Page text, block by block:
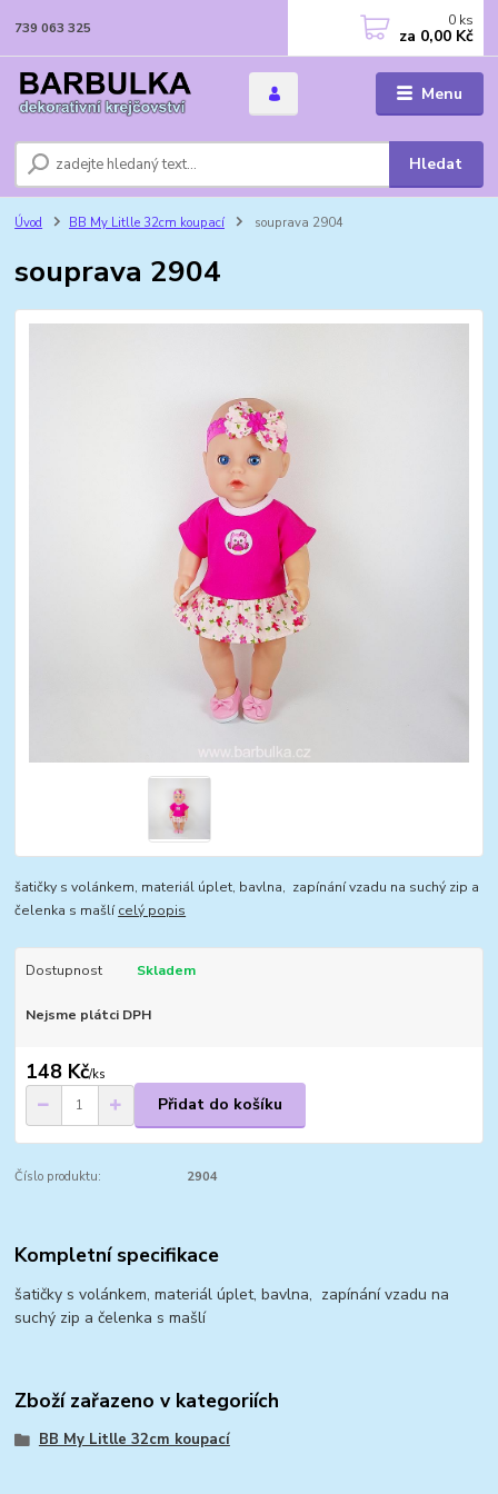
Menu
Hledat
739 063 325 0 ks
za 0,00 Kč
Úvod BB My Litlle 32cm koupací souprava 2904
souprava 2904
šatičky s volánkem, materiál úplet, bavlna, zapínání vzadu na suchý zip a
čelenka s mašlícelý popis
Dostupnost Skladem
Nejsme plátci DPH
148 Kč/ks
Přidat do košíku
Číslo produktu: 2904
Kompletní specifikace
šatičky s volánkem, materiál úplet, bavlna, zapínání vzadu na
suchý zip a čelenka s mašlí
Zboží zařazeno v kategoriích
BB My Litlle 32cm koupací